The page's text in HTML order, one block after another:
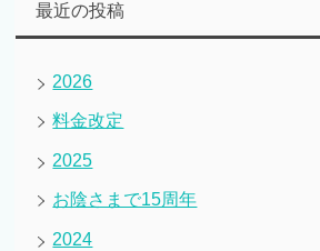
最近の投稿
2026
料金改定
2025
お陰さまで15周年
2024